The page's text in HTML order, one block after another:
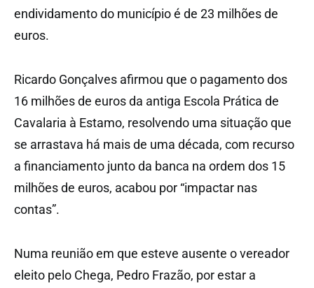
endividamento do município é de 23 milhões de
euros.
Ricardo Gonçalves afirmou que o pagamento dos
16 milhões de euros da antiga Escola Prática de
Cavalaria à Estamo, resolvendo uma situação que
se arrastava há mais de uma década, com recurso
a financiamento junto da banca na ordem dos 15
milhões de euros, acabou por “impactar nas
contas”.
Numa reunião em que esteve ausente o vereador
eleito pelo Chega, Pedro Frazão, por estar a